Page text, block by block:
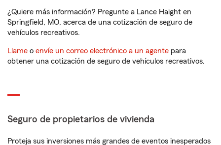
¿Quiere más información? Pregunte a Lance Haight en
Springfield, MO, acerca de una cotización de seguro de
vehículos recreativos.
Llame o envíe un correo electrónico a un agente para
obtener una cotización de seguro de vehículos recreativos.
Seguro de propietarios de vivienda
Proteja sus inversiones más grandes de eventos inesperados